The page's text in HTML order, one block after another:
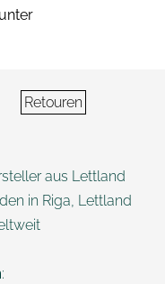
Retouren
aus Lettland
in Riga, Lettland
: